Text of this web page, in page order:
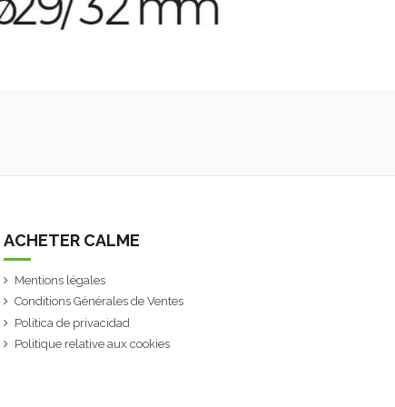
ACHETER CALME
Mentions légales
Conditions Générales de Ventes
Política de privacidad
Politique relative aux cookies